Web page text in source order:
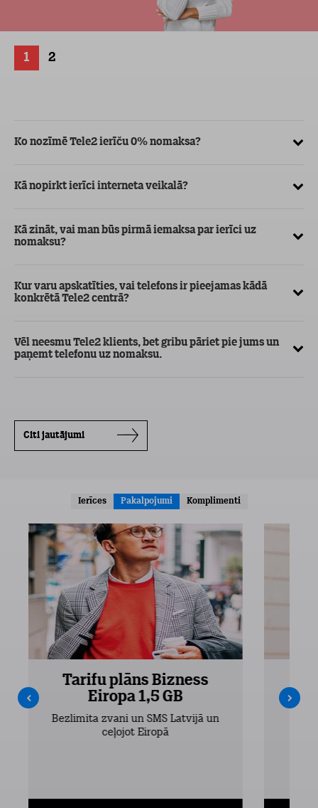
1 2
Ko nozīmē Tele2 ierīču 0% nomaksa?
Kā nopirkt ierīci interneta veikalā?
Kā zināt, vai man būs pirmā iemaksa par ierīci uz
nomaksu?
Kur varu apskatīties, vai telefons ir pieejamas kādā
konkrētā Tele2 centrā?
Vēl neesmu Tele2 klients, bet gribu pāriet pie jums un
paņemt telefonu uz nomaksu.
Citi jautājumi
Ierīces Pakalpojumi Komplimenti
Tarifu plāns Bizness
Eiropa 1,5 GB
Bezlimita zvani un SMS Latvijā un
ceļojot Eiropā